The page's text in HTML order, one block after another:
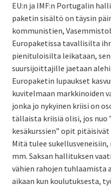
EU:n ja IMF:n Portugalin
paketin sisältö on täysin
kommunistien,
Europaketissa tavallisilta
pienituloisilta leikataan,
suursijoittajille jaetaan
Europaketin lupaukset
kuvitelmaan markkinoiden
jonka jo nykyinen kriisi on
tällaista kriisiä olisi, jos nuo
kesäkurssien” opit pitäisivät
Mitä tulee
mm. Saksan hallituksen
vähien rahojen tuhlaamista
aikaan kun koulutuksesta,